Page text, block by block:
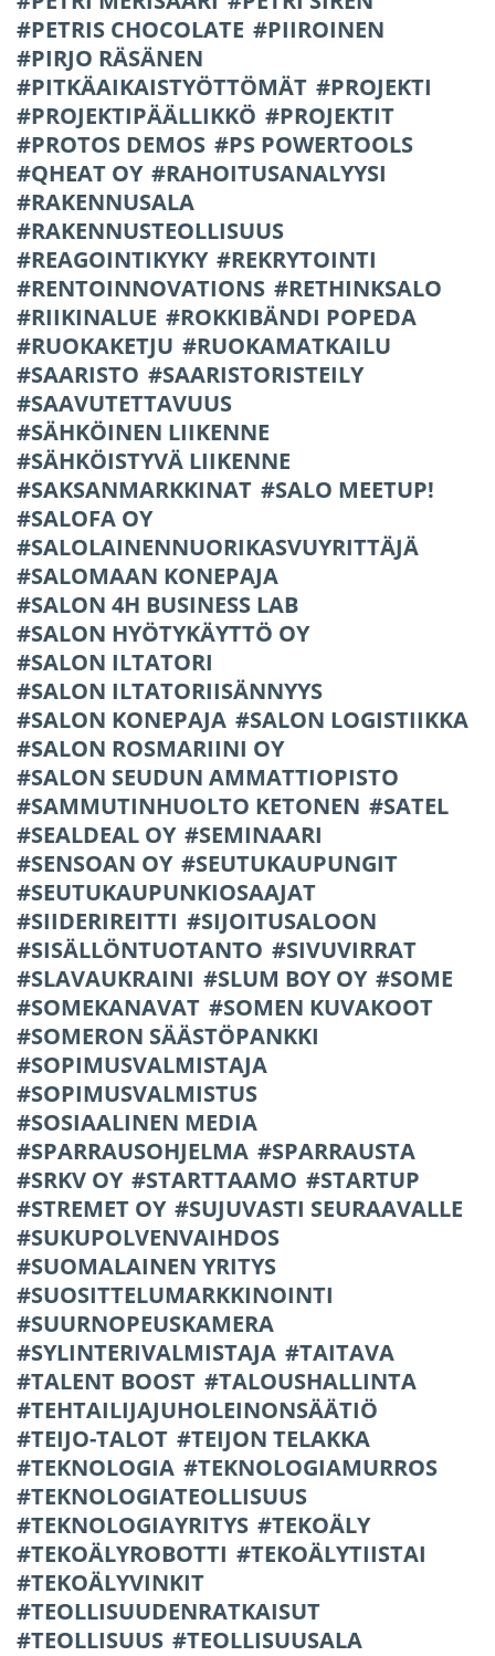
PETRIS CHOCOLATE
PIIROINEN
PIRJO RÄSÄNEN
PITKÄAIKAISTYÖTTÖMÄT
PROJEKTI
PROJEKTIPÄÄLLIKKÖ
PROJEKTIT
PROTOS DEMOS
PS POWERTOOLS
QHEAT OY
RAHOITUSANALYYSI
RAKENNUSALA
RAKENNUSTEOLLISUUS
REAGOINTIKYKY
REKRYTOINTI
RENTOINNOVATIONS
RETHINKSALO
RIIKINALUE
ROKKIBÄNDI POPEDA
RUOKAKETJU
RUOKAMATKAILU
SAARISTO
SAARISTORISTEILY
SAAVUTETTAVUUS
SÄHKÖINEN LIIKENNE
SÄHKÖISTYVÄ LIIKENNE
SAKSANMARKKINAT
SALO MEETUP!
SALOFA OY
SALOLAINENNUORIKASVUYRITTÄJÄ
SALOMAAN KONEPAJA
SALON 4H BUSINESS LAB
SALON HYÖTYKÄYTTÖ OY
SALON ILTATORI
SALON ILTATORIISÄNNYYS
SALON KONEPAJA
SALON LOGISTIIKKA
SALON ROSMARIINI OY
SALON SEUDUN AMMATTIOPISTO
SAMMUTINHUOLTO KETONEN
SATEL
SEALDEAL OY
SEMINAARI
SENSOAN OY
SEUTUKAUPUNGIT
SEUTUKAUPUNKIOSAAJAT
SIIDERIREITTI
SIJOITUSALOON
SISÄLLÖNTUOTANTO
SIVUVIRRAT
SLAVAUKRAINI
SLUM BOY OY
SOME
SOMEKANAVAT
SOMEN KUVAKOOT
SOMERON SÄÄSTÖPANKKI
SOPIMUSVALMISTAJA
SOPIMUSVALMISTUS
SOSIAALINEN MEDIA
SPARRAUSOHJELMA
SPARRAUSTA
SRKV OY
STARTTAAMO
STARTUP
STREMET OY
SUJUVASTI SEURAAVALLE
SUKUPOLVENVAIHDOS
SUOMALAINEN YRITYS
SUOSITTELUMARKKINOINTI
SUURNOPEUSKAMERA
SYLINTERIVALMISTAJA
TAITAVA
TALENT BOOST
TALOUSHALLINTA
TEHTAILIJAJUHOLEINONSÄÄTIÖ
TEIJO-TALOT
TEIJON TELAKKA
TEKNOLOGIA
TEKNOLOGIAMURROS
TEKNOLOGIATEOLLISUUS
TEKNOLOGIAYRITYS
TEKOÄLY
TEKOÄLYROBOTTI
TEKOÄLYTIISTAI
TEKOÄLYVINKIT
TEOLLISUUDENRATKAISUT
TEOLLISUUS
TEOLLISUUSALA